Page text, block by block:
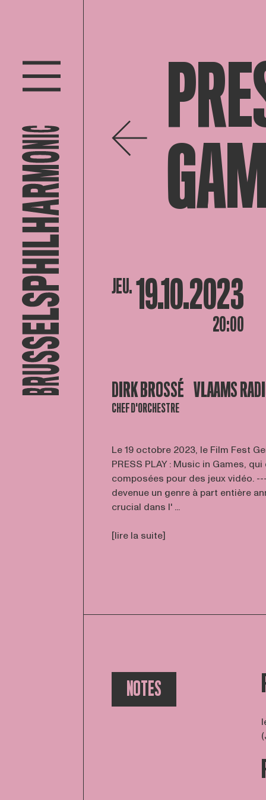
JEU.19.10.2023
20:00
DIRK BROSSÉ
CHEF D'ORCHESTRE
VLAAMS
Le 19 octobre 2023, le Film Fest
PRESS PLAY : Music in Games,
composées pour des jeux vidéo.
devenue un genre à part entière
crucial dans l' ...
[lire la suite]
NOTES